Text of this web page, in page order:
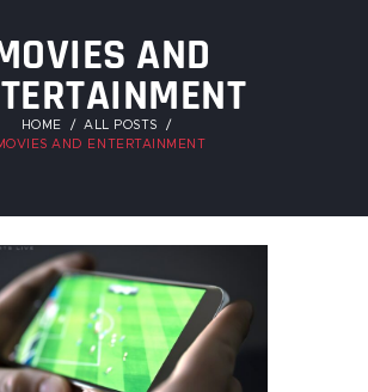
AND
HOME
ALL POSTS
AND ENTERTAINMENT